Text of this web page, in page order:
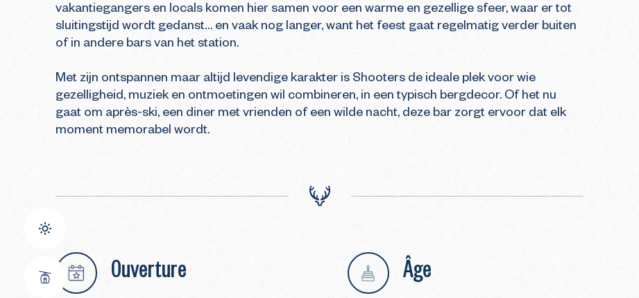
vakantiegangers en locals komen hier samen voor een warme en gezellige sfeer, waar er tot
sluitingstijd wordt gedanst… en vaak nog langer, want het feest gaat regelmatig verder buiten
of in andere bars van het station.
Met zijn ontspannen maar altijd levendige karakter is Shooters de ideale plek voor wie
gezelligheid, muziek en ontmoetingen wil combineren, in een typisch bergdecor. Of het nu
gaat om après-ski, een diner met vrienden of een wilde nacht, deze bar zorgt ervoor dat elk
moment memorabel wordt.
Ouverture Âge